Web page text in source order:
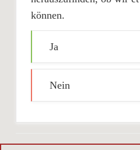
können.
Ja
Nein